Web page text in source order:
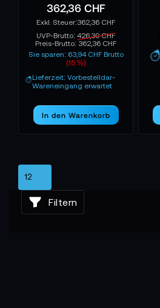
362,36 CHF
362,36 CHF
UVP-Brutto:426,30 CHF
Preis-Brutto:362,36 CHF
Sie sparen: 63,94 CHF Brutto
(15 %)
Lieferzeit: Vorbestelldar-
Wareneingang erwartet
In den Warenkorb
Filtern